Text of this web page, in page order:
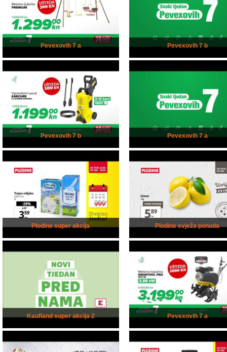
Pevexovih 7 a Pevexovih 7 b
Pevexovih 7 b Pevexovih 7 a
Plodine super akcija Plodine svježa ponuda
Kaufland super akcija 2 Pevexovih 7 a